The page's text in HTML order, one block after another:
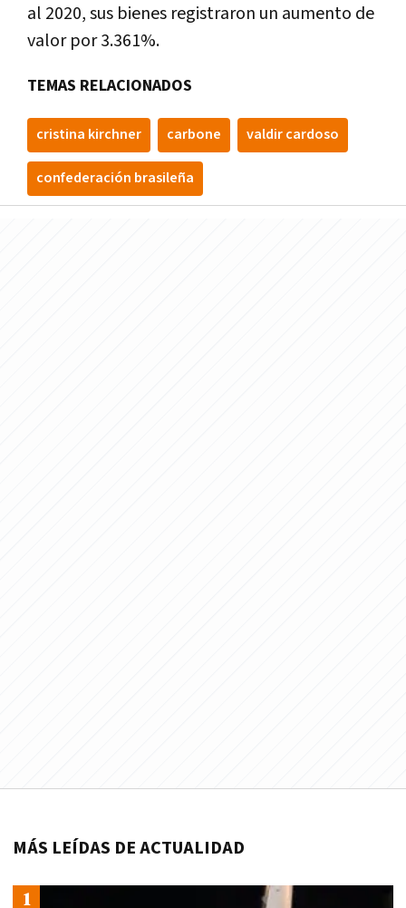
al 2020, sus bienes registraron un aumento de
valor por 3.361%.
TEMAS RELACIONADOS
cristina kirchner carbone valdir cardoso
confederación brasileña
MÁS LEÍDAS DE ACTUALIDAD